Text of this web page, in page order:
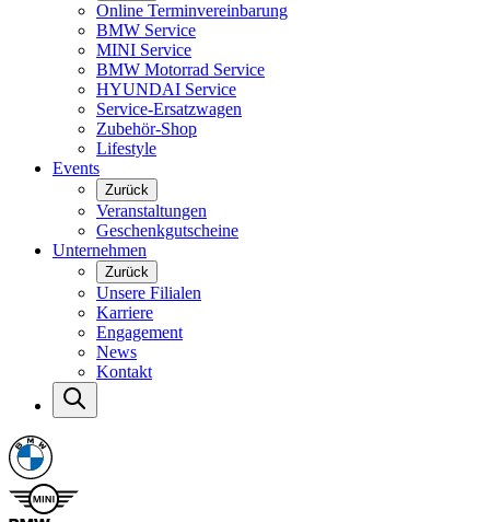
Online Terminvereinbarung
BMW Service
MINI Service
BMW Motorrad Service
HYUNDAI Service
Service-Ersatzwagen
Zubehör-Shop
Lifestyle
Events
Zurück
Veranstaltungen
Geschenkgutscheine
Unternehmen
Zurück
Unsere Filialen
Karriere
Engagement
News
Kontakt